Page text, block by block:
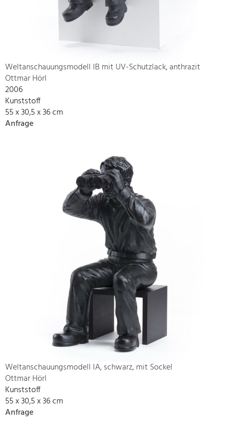
Weltanschauungsmodell IB mit UV-Schutzlack, anthrazit
Ottmar Hörl
2006
Kunststoff
55 x 30,5 x 36 cm
Anfrage
Weltanschauungsmodell IA, schwarz, mit Sockel
Ottmar Hörl
Kunststoff
55 x 30,5 x 36 cm
Anfrage